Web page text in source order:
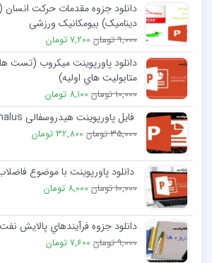
دانلود جزوه مقدمات حرکت انسان
دینامیک) بیومکانیک ورزشی
9,000 تومان 7,200 تومان
دانلود پاورپوینت میکروب
متابوليت هاي اوليه)
10,000 تومان 8,100 تومان
فایل پاورپوینت هیدروسفالی Hydrocephalus
35,000 تومان 32,800 تومان
دانلود پاورپوینت با موضوع
10,000 تومان 8,000 تومان
دانلود جزوه فرآيندهاي پالايش نفت
9,000 تومان 7,600 تومان